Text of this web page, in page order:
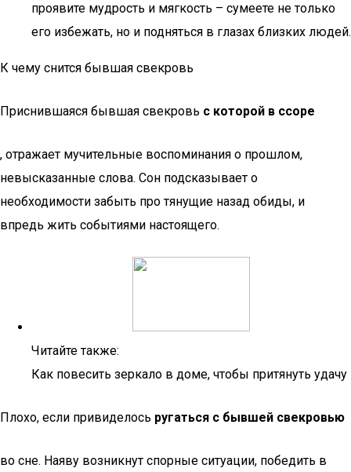
проявите мудрость и мягкость – сумеете не только
его избежать, но и подняться в глазах близких людей.
К чему снится бывшая свекровь
Приснившаяся бывшая свекровь с которой в ссоре
, отражает мучительные воспоминания о прошлом,
невысказанные слова. Сон подсказывает о
необходимости забыть про тянущие назад обиды, и
впредь жить событиями настоящего.
Читайте также:
Как повесить зеркало в доме, чтобы притянуть удачу
Плохо, если привиделось ругаться с бывшей свекровью
во сне. Наяву возникнут спорные ситуации, победить в